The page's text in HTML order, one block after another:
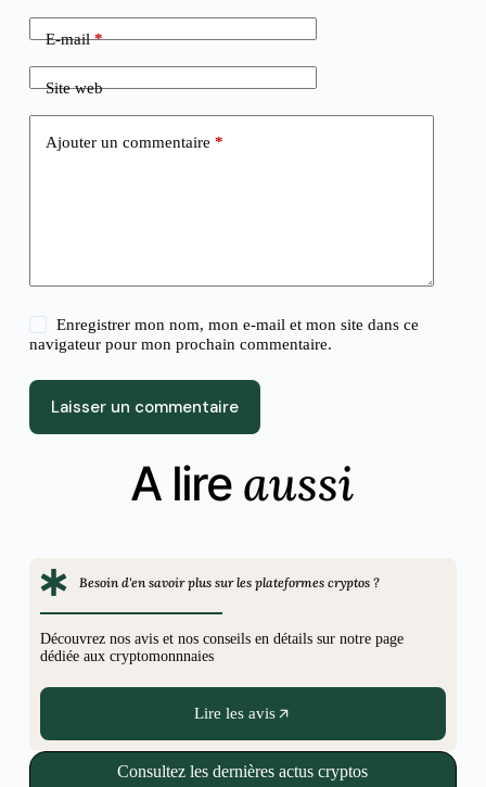
E-mail*
Site web
Ajouter un commentaire *
Enregistrer mon nom, mon e-mail et mon site dans ce
navigateur pour mon prochain commentaire.
Laisser un commentaire
A lire aussi
Besoin d'en savoir plus sur les plateformes cryptos ?
Découvrez nos avis et nos conseils en détails sur notre page
dédiée aux cryptomonnnaies
Lire les avis
Consultez les dernières actus cryptos